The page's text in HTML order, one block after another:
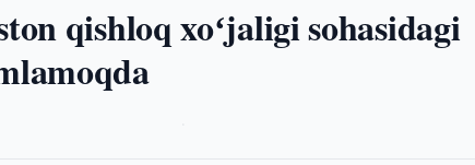
qishloq xoʻjaligi sohasidagi